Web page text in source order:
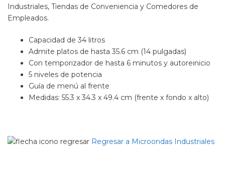
Industriales, Tiendas de Conveniencia y Comedores de
Empleados.
Capacidad de 34 litros
Admite platos de hasta 35.6 cm (14 pulgadas)
Con temporizador de hasta 6 minutos y autoreinicio
5 niveles de potencia
Guía de menú al frente
Medidas: 55.3 x 34.3 x 49.4 cm (frente x fondo x alto)
Regresar a Microondas Industriales